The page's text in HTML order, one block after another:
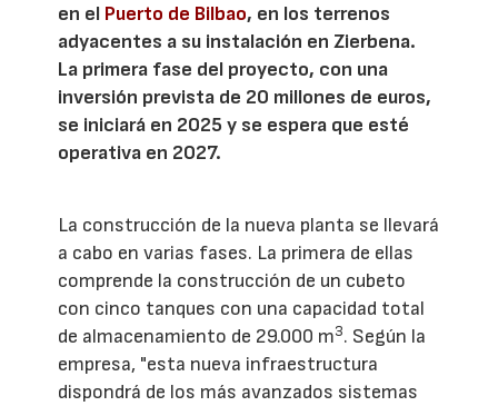
en el Puerto de Bilbao, en los terrenos
adyacentes a su instalación en Zierbena.
La primera fase del proyecto, con una
inversión prevista de 20 millones de euros,
se iniciará en 2025 y se espera que esté
operativa en 2027.
La construcción de la nueva planta se llevará
a cabo en varias fases. La primera de ellas
comprende la construcción de un cubeto
con cinco tanques con una capacidad total
de almacenamiento de 29.000 m3. Según la
empresa, "esta nueva infraestructura
dispondrá de los más avanzados sistemas